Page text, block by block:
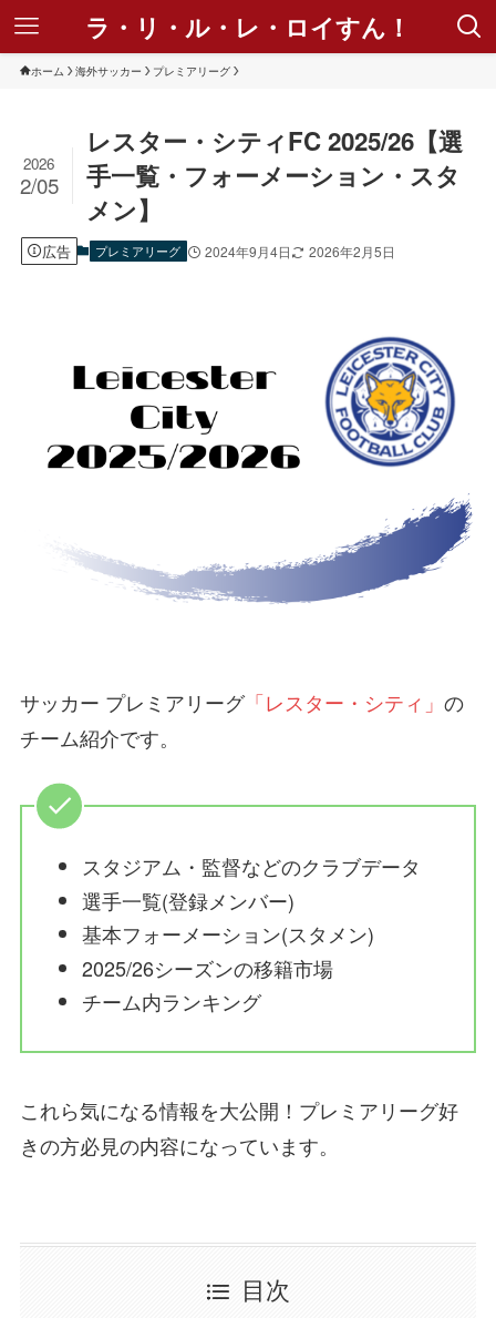
ラ・リ・ル・レ・ロイすん！
ホーム 海外サッカー プレミアリーグ
レスター・シティFC 2025/26【選
手一覧・フォーメーション・スタ
メン】
2026
2/05
広告 プレミアリーグ 2024年9月4日 2026年2月5日
サッカー プレミアリーグ「レスター・シティ」 の
チーム紹介です。
スタジアム・監督などのクラブデータ
選手一覧(登録メンバー)
基本フォーメーション(スタメン)
2025/26シーズンの移籍市場
チーム内ランキング
これら気になる情報を大公開！プレミアリーグ好
きの方必見の内容になっています。
目次